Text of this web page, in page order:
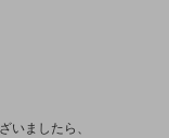
いましたら、